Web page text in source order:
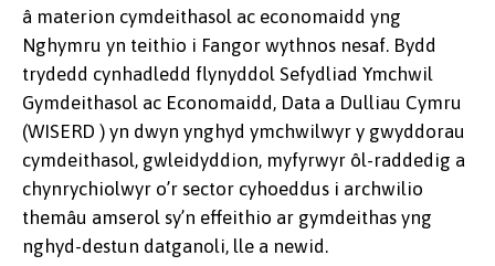
â materion cymdeithasol ac economaidd yng
Nghymru yn teithio i Fangor wythnos nesaf. Bydd
trydedd cynhadledd flynyddol Sefydliad Ymchwil
Gymdeithasol ac Economaidd, Data a Dulliau Cymru
(WISERD ) yn dwyn ynghyd ymchwilwyr y gwyddorau
cymdeithasol, gwleidyddion, myfyrwyr ôl-raddedig a
chynrychiolwyr o’r sector cyhoeddus i archwilio
themâu amserol sy’n effeithio ar gymdeithas yng
nghyd-destun datganoli, lle a newid.